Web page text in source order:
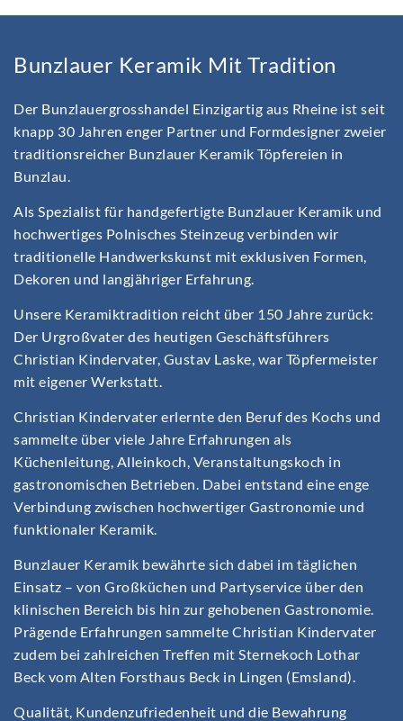
Bunzlauer Keramik Mit Tradition
Der Bunzlauergrosshandel Einzigartig aus Rheine ist seit
knapp 30 Jahren enger Partner und Formdesigner zweier
traditionsreicher Bunzlauer Keramik Töpfereien in
Bunzlau.
Als Spezialist für handgefertigte Bunzlauer Keramik und
hochwertiges Polnisches Steinzeug verbinden wir
traditionelle Handwerkskunst mit exklusiven Formen,
Dekoren und langjähriger Erfahrung.
Unsere Keramiktradition reicht über 150 Jahre zurück:
Der Urgroßvater des heutigen Geschäftsführers
Christian Kindervater, Gustav Laske, war Töpfermeister
mit eigener Werkstatt.
Christian Kindervater erlernte den Beruf des Kochs und
sammelte über viele Jahre Erfahrungen als
Küchenleitung, Alleinkoch, Veranstaltungskoch in
gastronomischen Betrieben. Dabei entstand eine enge
Verbindung zwischen hochwertiger Gastronomie und
funktionaler Keramik.
Bunzlauer Keramik bewährte sich dabei im täglichen
Einsatz – von Großküchen und Partyservice über den
klinischen Bereich bis hin zur gehobenen Gastronomie.
Prägende Erfahrungen sammelte Christian Kindervater
zudem bei zahlreichen Treffen mit Sternekoch Lothar
Beck vom Alten Forsthaus Beck in Lingen (Emsland).
Qualität, Kundenzufriedenheit und die Bewahrung